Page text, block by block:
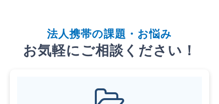
法人携帯の課題・お悩み
お気軽にご相談ください！